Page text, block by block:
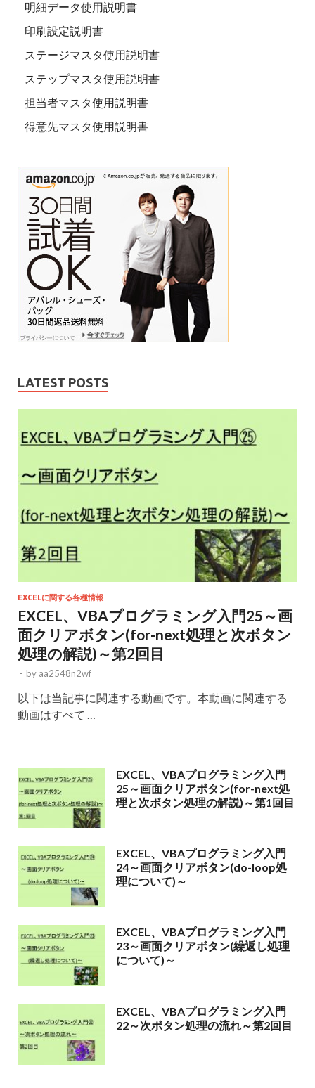
明細データ使用説明書
印刷設定説明書
ステージマスタ使用説明書
ステップマスタ使用説明書
担当者マスタ使用説明書
得意先マスタ使用説明書
LATEST POSTS
EXCELに関する各種情報
EXCEL、VBAプログラミング入門25～画
面クリアボタン(for-next処理と次ボタン
処理の解説)～第2回目
- by aa2548n2wf
以下は当記事に関連する動画です。本動画に関連する
動画はすべて …
EXCEL、VBAプログラミング入門
25～画面クリアボタン(for-next処
理と次ボタン処理の解説)～第1回目
EXCEL、VBAプログラミング入門
24～画面クリアボタン(do-loop処
理について)～
EXCEL、VBAプログラミング入門
23～画面クリアボタン(繰返し処理
について)～
EXCEL、VBAプログラミング入門
22～次ボタン処理の流れ～第2回目